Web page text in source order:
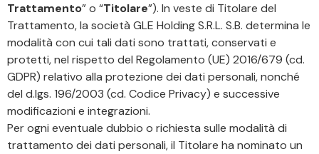
Trattamento” o “Titolare”). In veste di Titolare del
Trattamento, la società GLE Holding S.R.L. S.B. determina le
modalità con cui tali dati sono trattati, conservati e
protetti, nel rispetto del Regolamento (UE) 2016/679 (cd.
GDPR) relativo alla protezione dei dati personali, nonché
del d.lgs. 196/2003 (cd. Codice Privacy) e successive
modificazioni e integrazioni.
Per ogni eventuale dubbio o richiesta sulle modalità di
trattamento dei dati personali, il Titolare ha nominato un